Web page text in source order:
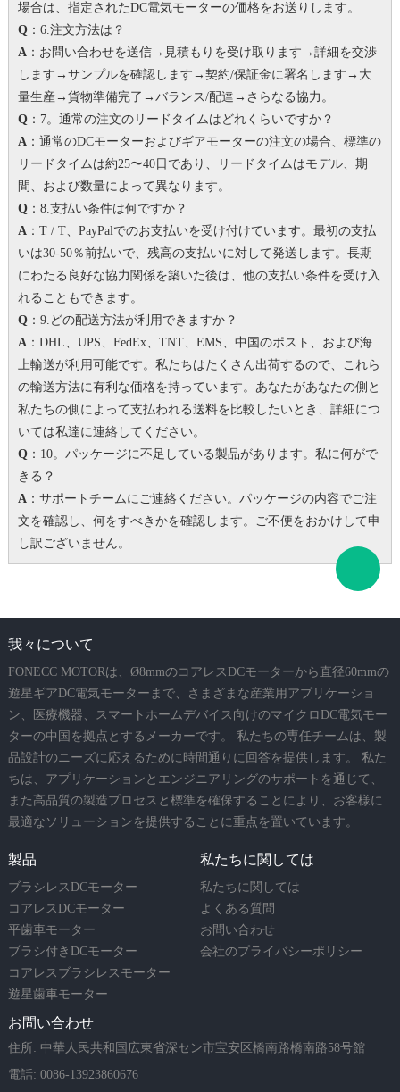
場合は、指定されたDC電気モーターの価格をお送りします。
Q：6.注文方法は？
A：お問い合わせを送信→見積もりを受け取ります→詳細を交渉
します→サンプルを確認します→契約/保証金に署名します→大
量生産→貨物準備完了→バランス/配達→さらなる協力。
Q：7。 通常の注文のリードタイムはどれくらいですか？
A：通常のDCモーターおよびギアモーターの注文の場合、標準の
リードタイムは約25〜40日であり、リードタイムはモデル、期
間、および数量によって異なります。
Q：8.支払い条件は何ですか？
A：T / T、PayPalでのお支払いを受け付けています。 最初の支払
いは30-50％前払いで、残高の支払いに対して発送します。 長期
にわたる良好な協力関係を築いた後は、他の支払い条件を受け入
れることもできます。
Q：9.どの配送方法が利用できますか？
A：DHL、UPS、FedEx、TNT、EMS、中国のポスト、および海
上輸送が利用可能です。私たちはたくさん出荷するので、これら
の輸送方法に有利な価格を持っています。 あなたがあなたの側と
私たちの側によって支払われる送料を比較したいとき、詳細につ
いては私達に連絡してください。
Q：10。パッケージに不足している製品があります。 私に何がで
きる？
A：サポートチームにご連絡ください。パッケージの内容でご注
文を確認し、何をすべきかを確認します。 ご不便をおかけして申
し訳ございません。
我々について
FONECC MOTORは、Ø8mmのコアレスDCモーターから直径60mmの
遊星ギアDC電気モーターまで、さまざまな産業用アプリケーショ
ン、医療機器、スマートホームデバイス向けのマイクロDC電気モー
ターの中国を拠点とするメーカーです。 私たちの専任チームは、製
品設計のニーズに応えるために時間通りに回答を提供します。 私た
ちは、アプリケーションとエンジニアリングのサポートを通じて、
また高品質の製造プロセスと標準を確保することにより、お客様に
最適なソリューションを提供することに重点を置いています。
製品
ブラシレスDCモーター
コアレスDCモーター
平歯車モーター
ブラシ付きDCモーター
コアレスブラシレスモーター
遊星歯車モーター
私たちに関しては
私たちに関しては
よくある質問
お問い合わせ
会社のプライバシーポリシー
お問い合わせ
住所: 中華人民共和国広東省深セン市宝安区橋南路橋南路58号館
電話: 0086-13923860676